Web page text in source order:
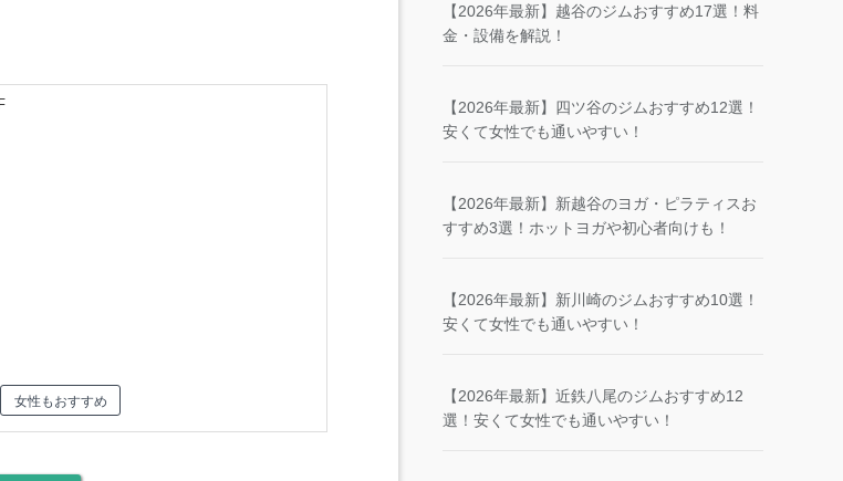
女性もおすすめ
【2026年最新】越谷のジムおすすめ17選！料
金・設備を解説！
【2026年最新】四ツ谷のジムおすすめ12選！
安くて女性でも通いやすい！
【2026年最新】新越谷のヨガ・ピラティスお
すすめ3選！ホットヨガや初心者向けも！
【2026年最新】新川崎のジムおすすめ10選！
安くて女性でも通いやすい！
【2026年最新】近鉄八尾のジムおすすめ12
選！安くて女性でも通いやすい！